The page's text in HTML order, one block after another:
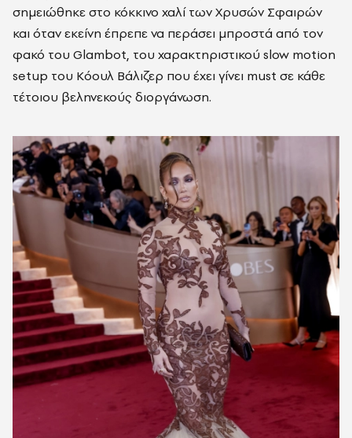
σημειώθηκε στο κόκκινο χαλί των Χρυσών Σφαιρών
και όταν εκείνη έπρεπε να περάσει μπροστά από τον
φακό του Glambot, του χαρακτηριστικού slow motion
setup του Κόουλ Βάλιζερ που έχει γίνει must σε κάθε
τέτοιου βεληνεκούς διοργάνωση.